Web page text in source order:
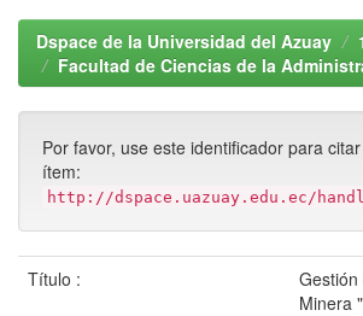
Dspace de la Universidad del Azuay
Facultad de Ciencias de la
Por favor, use este identificador para
ítem:
http://dspace.uazuay.edu.ec/
Título :
Minera